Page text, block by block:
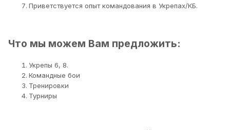
Приветствуется опыт командования в Укрепах/КБ.
Что мы можем Вам предложить:
Укрепы 6, 8.
Командные бои
Тренировки
Турниры